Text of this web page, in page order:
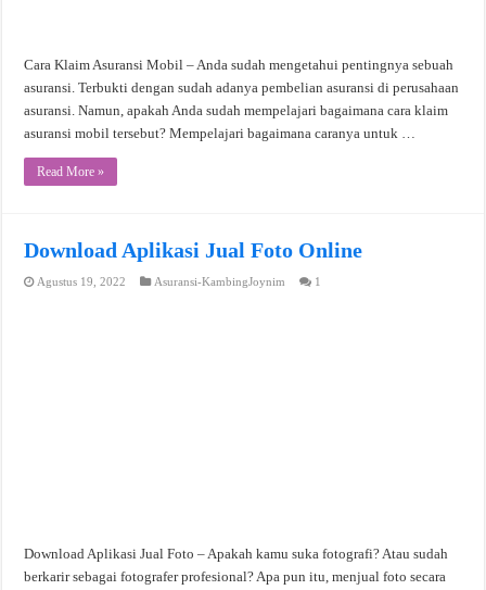
Cara Klaim Asuransi Mobil – Anda sudah mengetahui pentingnya sebuah
asuransi. Terbukti dengan sudah adanya pembelian asuransi di perusahaan
asuransi. Namun, apakah Anda sudah mempelajari bagaimana cara klaim
asuransi mobil tersebut? Mempelajari bagaimana caranya untuk …
Read More »
Download Aplikasi Jual Foto Online
Agustus 19, 2022 Asuransi-KambingJoynim 1
Download Aplikasi Jual Foto – Apakah kamu suka fotografi? Atau sudah
berkarir sebagai fotografer profesional? Apa pun itu, menjual foto secara